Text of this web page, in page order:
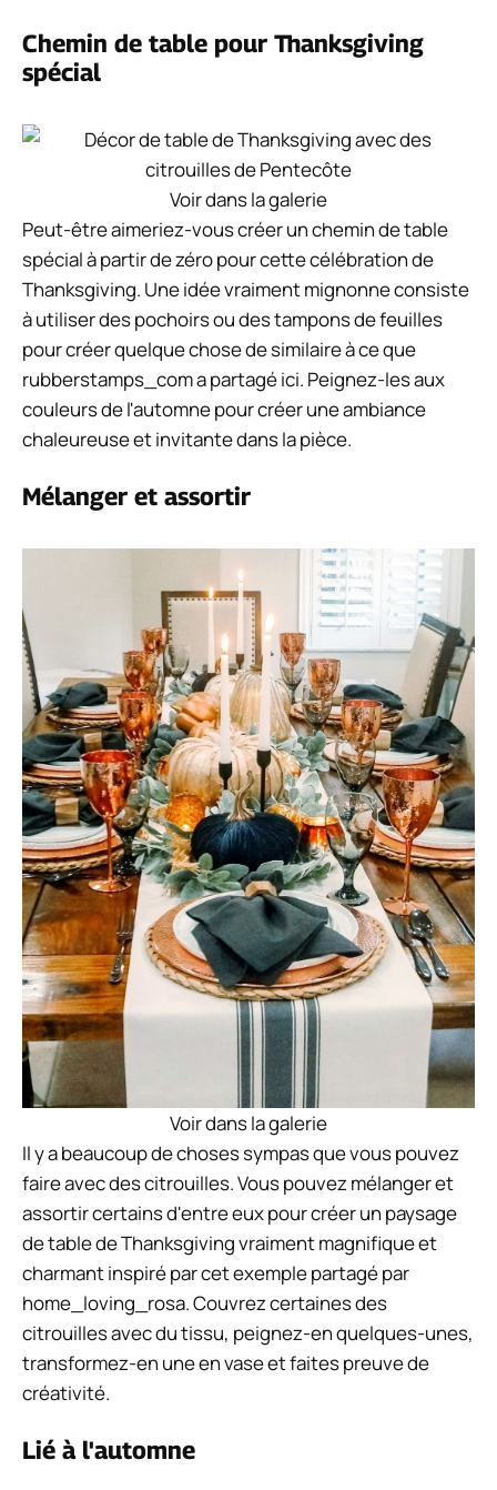
Chemin de table pour Thanksgiving
spécial
Voir dans la galerie
Peut-être aimeriez-vous créer un chemin de table
spécial à partir de zéro pour cette célébration de
Thanksgiving. Une idée vraiment mignonne consiste
à utiliser des pochoirs ou des tampons de feuilles
pour créer quelque chose de similaire à ce que
rubberstamps_com a partagé ici. Peignez-les aux
couleurs de l'automne pour créer une ambiance
chaleureuse et invitante dans la pièce.
Mélanger et assortir
Voir dans la galerie
Il y a beaucoup de choses sympas que vous pouvez
faire avec des citrouilles. Vous pouvez mélanger et
assortir certains d'entre eux pour créer un paysage
de table de Thanksgiving vraiment magnifique et
charmant inspiré par cet exemple partagé par
home_loving_rosa. Couvrez certaines des
citrouilles avec du tissu, peignez-en quelques-unes,
transformez-en une en vase et faites preuve de
créativité.
Lié à l'automne